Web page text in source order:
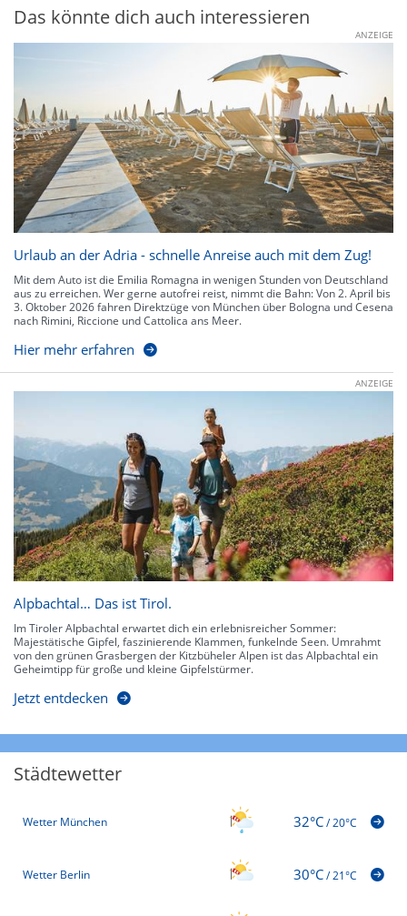
Das könnte dich auch interessieren
ANZEIGE
Urlaub an der Adria - schnelle Anreise auch mit dem Zug!
Mit dem Auto ist die Emilia Romagna in wenigen Stunden von Deutschland
aus zu erreichen. Wer gerne autofrei reist, nimmt die Bahn: Von 2. April bis
3. Oktober 2026 fahren Direktzüge von München über Bologna und Cesena
nach Rimini, Riccione und Cattolica ans Meer.
Hier mehr erfahren
ANZEIGE
Alpbachtal… Das ist Tirol.
Im Tiroler Alpbachtal erwartet dich ein erlebnisreicher Sommer:
Majestätische Gipfel, faszinierende Klammen, funkelnde Seen. Umrahmt
von den grünen Grasbergen der Kitzbüheler Alpen ist das Alpbachtal ein
Geheimtipp für große und kleine Gipfelstürmer.
Jetzt entdecken
Städtewetter
Wetter München 32°C/20°C
Wetter Berlin 30°C/21°C